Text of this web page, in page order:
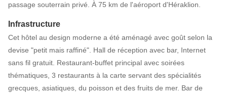
passage souterrain privé. À 75 km de l'aéroport d'Héraklion.
Infrastructure
Cet hôtel au design moderne a été aménagé avec goût selon la
devise "petit mais raffiné". Hall de réception avec bar, Internet
sans fil gratuit. Restaurant-buffet principal avec soirées
thématiques, 3 restaurants à la carte servant des spécialités
grecques, asiatiques, du poisson et des fruits de mer. Bar de